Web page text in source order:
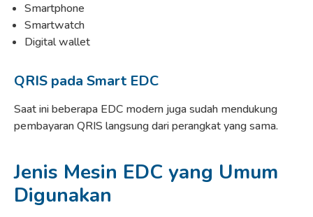
Smartphone
Smartwatch
Digital wallet
QRIS pada Smart EDC
Saat ini beberapa EDC modern juga sudah mendukung
pembayaran QRIS langsung dari perangkat yang sama.
Jenis Mesin EDC yang Umum
Digunakan